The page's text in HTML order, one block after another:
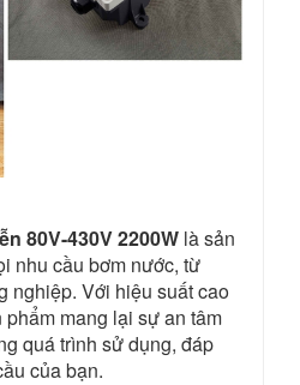
80V-430V 2200W là sản
nhu cầu bơm nước, từ
nghiệp. Với hiệu suất cao
mang lại sự an tâm
quá trình sử dụng, đáp
của bạn.